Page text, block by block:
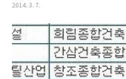
다. 또 삼성엔지니어링(엔지니어링), 구산
사사무소(건축설계), 은민에스앤디(인테리
건설사 취업인기 부문별 톱 10 (건설워커
설) 삼성물산 대우건설 현대건설 포스코건
SK건설 현대엠코 한화건설 ■전문건설 구
2014. 3. 7.